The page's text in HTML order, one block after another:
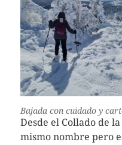
Bajada con cuidado y
Desde el Collado de
mismo nombre pero